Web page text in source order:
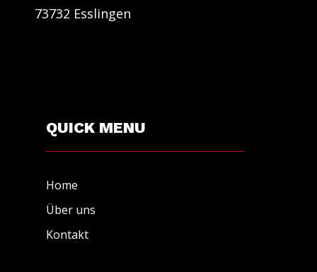
73732 Esslingen
QUICK MENU
Home
Über uns
Kontakt